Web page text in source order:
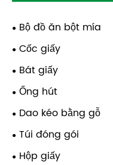
Bộ đồ ăn bột mía
Cốc giấy
Bát giấy
Ống hút
Dao kéo bằng gỗ
Túi đóng gói
Hộp giấy